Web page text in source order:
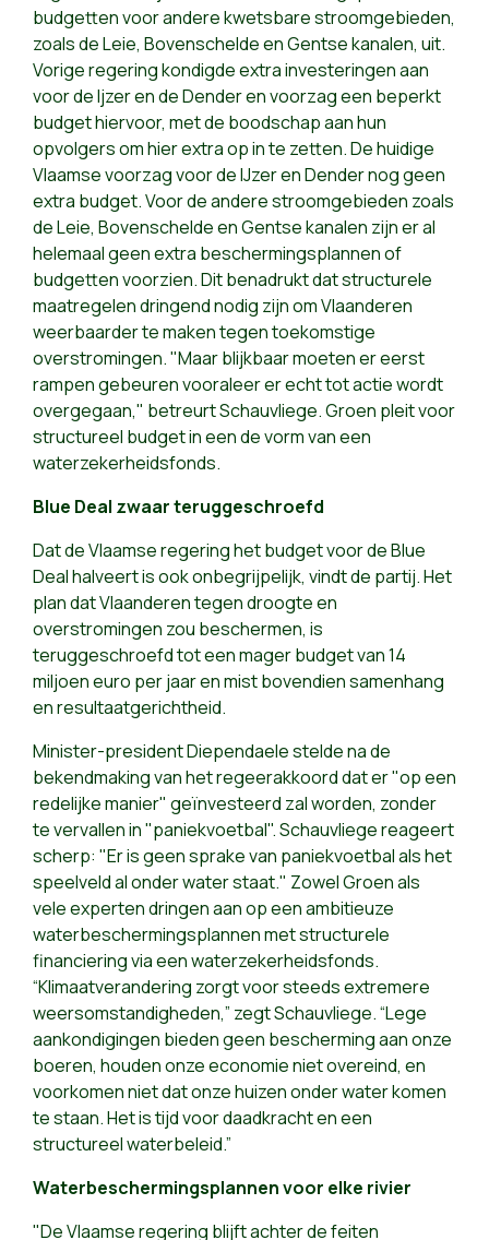
budgetten voor andere kwetsbare stroomgebieden,
zoals de Leie, Bovenschelde en Gentse kanalen, uit.
Vorige regering kondigde extra investeringen aan
voor de Ijzer en de Dender en voorzag een beperkt
budget hiervoor, met de boodschap aan hun
opvolgers om hier extra op in te zetten. De huidige
Vlaamse voorzag voor de IJzer en Dender nog geen
extra budget. Voor de andere stroomgebieden zoals
de Leie, Bovenschelde en Gentse kanalen zijn er al
helemaal geen extra beschermingsplannen of
budgetten voorzien. Dit benadrukt dat structurele
maatregelen dringend nodig zijn om Vlaanderen
weerbaarder te maken tegen toekomstige
overstromingen. "Maar blijkbaar moeten er eerst
rampen gebeuren vooraleer er echt tot actie wordt
overgegaan," betreurt Schauvliege. Groen pleit voor
structureel budget in een de vorm van een
waterzekerheidsfonds.
Blue Deal zwaar teruggeschroefd
Dat de Vlaamse regering het budget voor de Blue
Deal halveert is ook onbegrijpelijk, vindt de partij. Het
plan dat Vlaanderen tegen droogte en
overstromingen zou beschermen, is
teruggeschroefd tot een mager budget van 14
miljoen euro per jaar en mist bovendien samenhang
en resultaatgerichtheid.
Minister-president Diependaele stelde na de
bekendmaking van het regeerakkoord dat er "op een
redelijke manier" geïnvesteerd zal worden, zonder
te vervallen in "paniekvoetbal". Schauvliege reageert
scherp: "Er is geen sprake van paniekvoetbal als het
speelveld al onder water staat." Zowel Groen als
vele experten dringen aan op een ambitieuze
waterbeschermingsplannen met structurele
financiering via een waterzekerheidsfonds.
“Klimaatverandering zorgt voor steeds extremere
weersomstandigheden,” zegt Schauvliege. “Lege
aankondigingen bieden geen bescherming aan onze
boeren, houden onze economie niet overeind, en
voorkomen niet dat onze huizen onder water komen
te staan. Het is tijd voor daadkracht en een
structureel waterbeleid.”
Waterbeschermingsplannen voor elke rivier
"De Vlaamse regering blijft achter de feiten